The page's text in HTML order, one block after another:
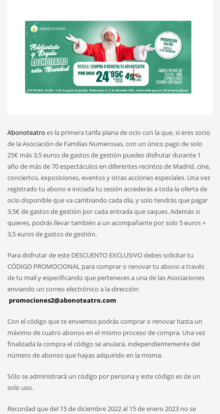
Abonoteatro es la primera tarifa plana de ocio con la que, si eres socio
de la Asociación de Familias Numerosas, con un único pago de solo
25€ más 3,5 euros de gastos de gestión puedes disfrutar durante 1
año de más de 70 espectáculos en diferentes recintos de Madrid, cine,
conciertos, exposiciones, eventos y otras acciones especiales. Una vez
registrado tu abono e iniciada tu sesión accederás a toda la oferta de
ocio disponible que va cambiando cada día, y solo tendrás que pagar
3,5€ de gastos de gestión por cada entrada que saques. Además si
quieres, podrás llevar también a un acompañante por solo 5 euros +
3,5 euros de gastos de gestión.
Para disfrutar de este DESCUENTO EXCLUSIVO debes solicitar tu
CÓDIGO PROMOCIONAL para comprar o renovar tu abono a través
de tu mail y especificando que perteneces a una de las Asociaciones
enviando un correo electrónico a la dirección:
promociones2@abonoteatro.com
Con el código que te enviemos podrás comprar o renovar hasta un
máximo de cuatro abonos en el mismo proceso de compra. Una vez
finalizada la compra el código se anulará, independientemente del
número de abonos que hayas adquirido en la misma.
Sólo se administrará un código por persona y este código es de un
solo uso.
Recordad que del 15 de diciembre 2022 al 15 de enero 2023 no se